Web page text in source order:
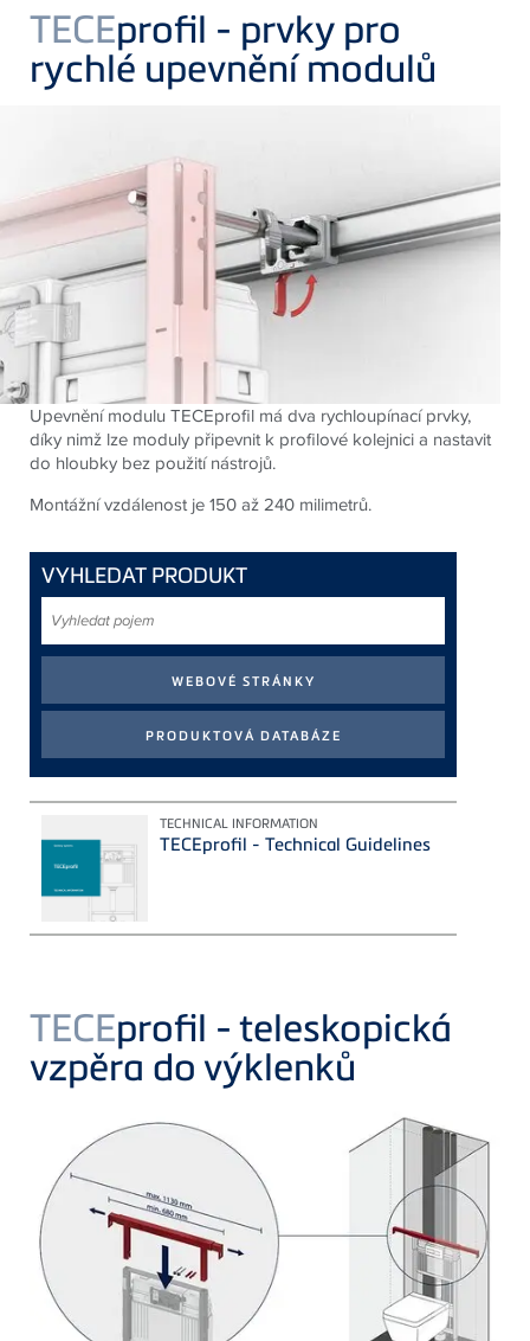
TECEprofil - prvky pro
rychlé upevnění modulů
Upevnění modulu TECEprofil má dva rychloupínací prvky,
díky nimž lze moduly připevnit k profilové kolejnici a nastavit
do hloubky bez použití nástrojů.
Montážní vzdálenost je 150 až 240 milimetrů.
VYHLEDAT PRODUKT
pojem
TECHNICAL INFORMATION
TECEprofil - Technical Guidelines
TECEprofil - teleskopická
vzpěra do výklenků